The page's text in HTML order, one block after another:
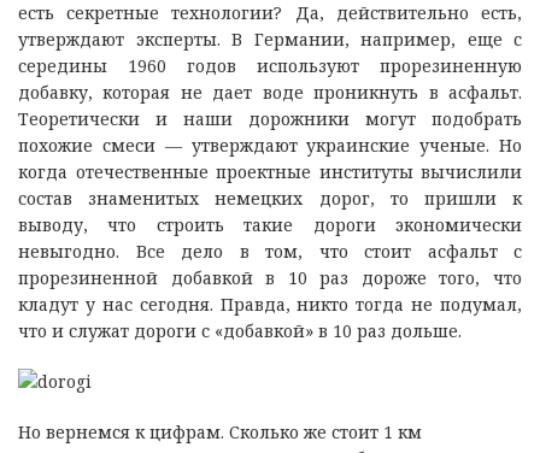
есть секретные технологии? Да, действительно есть,
утверждают эксперты. В Германии, например, еще с
середины 1960 годов используют прорезиненную
добавку, которая не дает воде проникнуть в асфальт.
Теоретически и наши дорожники могут подобрать
похожие смеси — утверждают украинские ученые. Но
когда отечественные проектные институты вычислили
состав знаменитых немецких дорог, то пришли к
выводу, что строить такие дороги экономически
невыгодно. Все дело в том, что стоит асфальт с
прорезиненной добавкой в 10 раз дороже того, что
кладут у нас сегодня. Правда, никто тогда не подумал,
что и служат дороги с «добавкой» в 10 раз дольше.
Но вернемся к цифрам. Сколько же стоит 1 км